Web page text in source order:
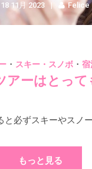
18 11月 2023 Felice
・ スキー・スノボ ・ 宿
アーはとって
と必ずスキーやスノ
もっと見る